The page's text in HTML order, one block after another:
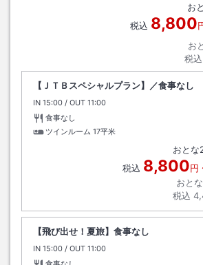
お
税込 8,800
お
税込
【ＪＴＢスペシャルプラン】／食事なし
IN チェックイン
15:00 / OUT チェックアウト
11:00
食事なし
ツインルーム 17平米
おとな
税込 8,800円
おと
税込
【飛び出せ！夏旅】食事なし
IN チェックイン
15:00 / OUT チェックアウト
11:00